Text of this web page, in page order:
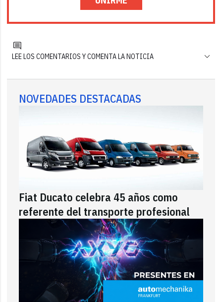
LEE LOS COMENTARIOS Y COMENTA LA NOTICIA
NOVEDADES DESTACADAS
Fiat Ducato celebra 45 años como
referente del transporte profesional